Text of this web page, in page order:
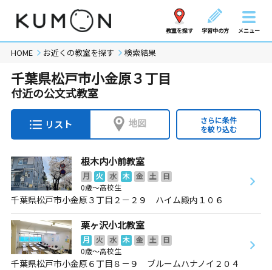
教室を探す 学習中の方 メニュー
HOME お近くの教室を探す 検索結果
千葉県松戸市小金原３丁目
付近の公文式教室
リスト 地図
さらに条件
を絞り込む
根木内小前教室
月 火 水 木 金 土
日
0歳～高校生
千葉県松戸市小金原３丁目２－２９ ハイム殿内１０６
栗ヶ沢小北教室
月 火 水 木 金 土
日
0歳～高校生
千葉県松戸市小金原６丁目８－９ ブルームハナノイ２０４